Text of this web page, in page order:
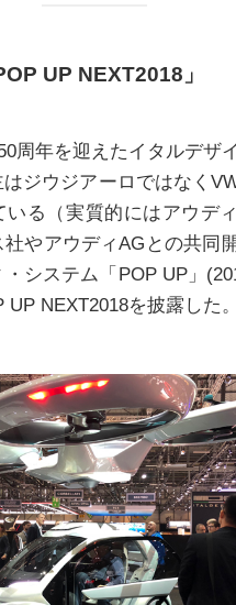
UP NEXT2018」
周年を迎えたイタルデザ
ジウジアーロではなく
いる（実質的にはアウデ
やアウディAGとの共同
システム「POP UP」
NEXT2018を披露した。